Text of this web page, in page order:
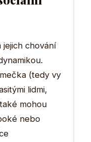
jejich chování
(tedy vy
lidmi,
mohou
nebo